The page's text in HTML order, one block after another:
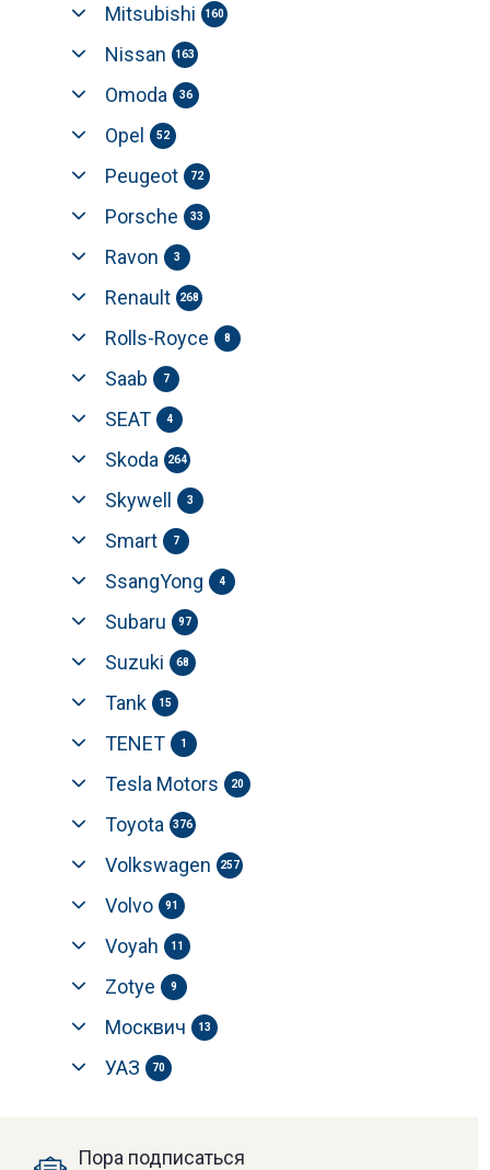
Mitsubishi 160
Nissan 163
Omoda 36
Opel 52
Peugeot 72
Porsche 33
Ravon 3
Renault 268
Rolls-Royce 8
Saab 7
SEAT 4
Skoda 264
Skywell 3
Smart 7
SsangYong 4
Subaru 97
Suzuki 68
Tank 15
TENET 1
Tesla Motors 20
Toyota 376
Volkswagen 257
Volvo 91
Voyah 11
Zotye 9
Москвич 13
УАЗ 70
Пора подписаться